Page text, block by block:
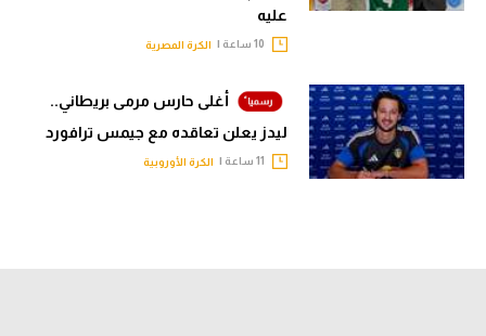
عليه
الكرة المصرية
أغلى حارس مرمى بريطاني..
ليدز يعلن تعاقده مع جيمس ترافورد
الكرة الأوروبية